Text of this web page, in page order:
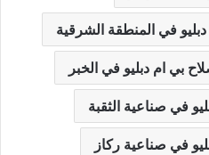
في المنطقة الشرقية
بي ام دبليو في الخبر
في صناعية الثقبة
في صناعية ركاز